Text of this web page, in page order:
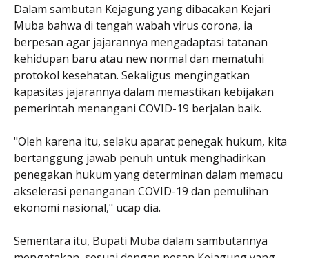
Dalam sambutan Kejagung yang dibacakan Kejari
Muba bahwa di tengah wabah virus corona, ia
berpesan agar jajarannya mengadaptasi tatanan
kehidupan baru atau new normal dan mematuhi
protokol kesehatan. Sekaligus mengingatkan
kapasitas jajarannya dalam memastikan kebijakan
pemerintah menangani COVID-19 berjalan baik.
"Oleh karena itu, selaku aparat penegak hukum, kita
bertanggung jawab penuh untuk menghadirkan
penegakan hukum yang determinan dalam memacu
akselerasi penanganan COVID-19 dan pemulihan
ekonomi nasional," ucap dia.
Sementara itu, Bupati Muba dalam sambutannya